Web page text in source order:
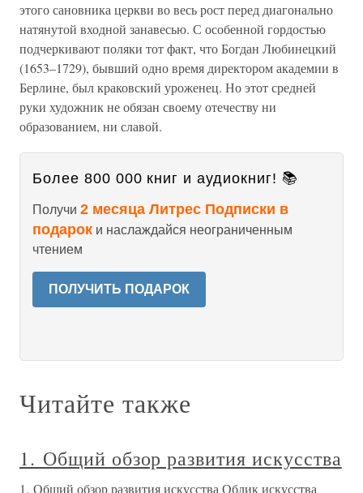
этого сановника церкви во весь рост перед диагонально
натянутой входной занавесью. С особенной гордостью
подчеркивают поляки тот факт, что Богдан Любинецкий
(1653–1729), бывший одно время директором академии в
Берлине, был краковский уроженец. Но этот средней
руки художник не обязан своему отечеству ни
образованием, ни славой.
Более 800 000 книг и аудиокниг! 📚
Получи 2 месяца Литрес Подписки в
подарок и наслаждайся неограниченным
чтением
ПОЛУЧИТЬ ПОДАРОК
Читайте также
1. Общий обзор развития искусства
1. Общий обзор развития искусства Облик искусства